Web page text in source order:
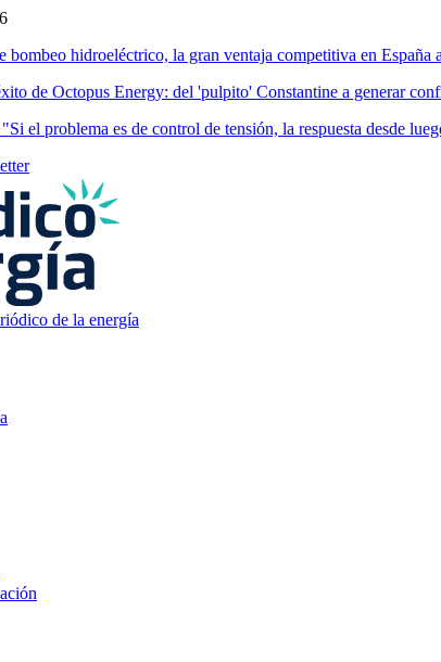
bombeo hidroeléctrico, la gran ventaja competitiva en España
de Octopus Energy: del 'pulpito' Constantine a generar
el problema es de control de tensión, la respuesta desde